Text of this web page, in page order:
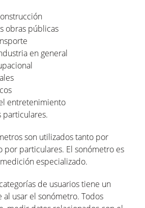
obras públicas
en general
entretenimiento
particulares.
son utilizados tanto por
por particulares. El sonómetro es
especializado.
de usuarios tiene un
usar el sonómetro. Todos